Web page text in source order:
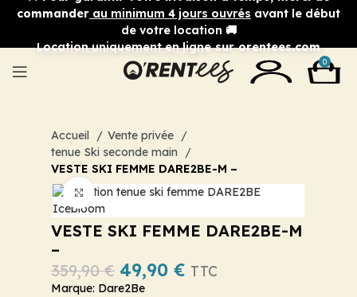
commander au minimum 4 jours ouvrés avant le début
de votre location 🚚
Location uniquement en lignesur orentees.com
0
Accueil
Vente privée
tenue Ski seconde main
VESTE SKI FEMME DARE2BE-M –
Cliquez pour agrandir
VESTE SKI FEMME DARE2BE-M
–
359,90€ 49,90 € TTC
Marque: Dare2Be